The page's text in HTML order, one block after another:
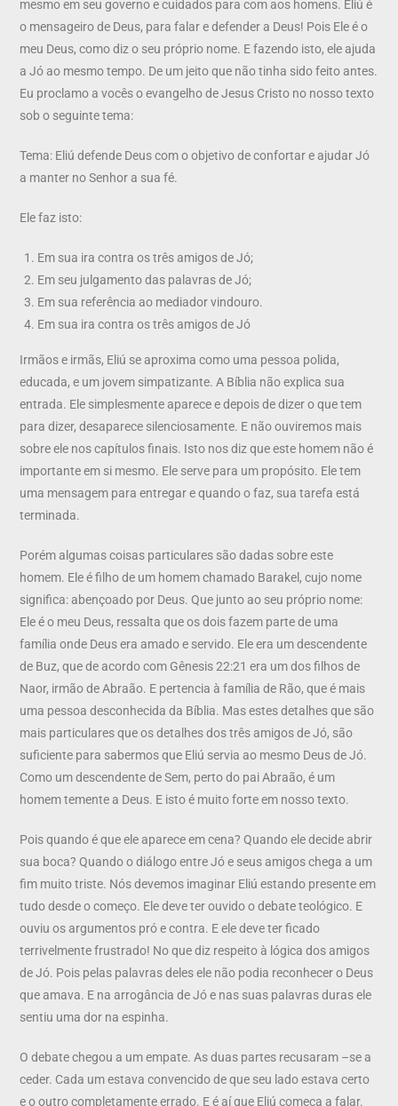
mesmo em seu governo e cuidados para com aos homens. Eliú é
o mensageiro de Deus, para falar e defender a Deus! Pois Ele é o
meu Deus, como diz o seu próprio nome. E fazendo isto, ele ajuda
a Jó ao mesmo tempo. De um jeito que não tinha sido feito antes.
Eu proclamo a vocês o evangelho de Jesus Cristo no nosso texto
sob o seguinte tema:
Tema: Eliú defende Deus com o objetivo de confortar e ajudar Jó
a manter no Senhor a sua fé.
Ele faz isto:
Em sua ira contra os três amigos de Jó;
Em seu julgamento das palavras de Jó;
Em sua referência ao mediador vindouro.
Em sua ira contra os três amigos de Jó
Irmãos e irmãs, Eliú se aproxima como uma pessoa polida,
educada, e um jovem simpatizante. A Bíblia não explica sua
entrada. Ele simplesmente aparece e depois de dizer o que tem
para dizer, desaparece silenciosamente. E não ouviremos mais
sobre ele nos capítulos finais. Isto nos diz que este homem não é
importante em si mesmo. Ele serve para um propósito. Ele tem
uma mensagem para entregar e quando o faz, sua tarefa está
terminada.
Porém algumas coisas particulares são dadas sobre este
homem. Ele é filho de um homem chamado Barakel, cujo nome
significa: abençoado por Deus. Que junto ao seu próprio nome:
Ele é o meu Deus, ressalta que os dois fazem parte de uma
família onde Deus era amado e servido. Ele era um descendente
de Buz, que de acordo com Gênesis 22:21 era um dos filhos de
Naor, irmão de Abraão. E pertencia à família de Rão, que é mais
uma pessoa desconhecida da Bíblia. Mas estes detalhes que são
mais particulares que os detalhes dos três amigos de Jó, são
suficiente para sabermos que Eliú servia ao mesmo Deus de Jó.
Como um descendente de Sem, perto do pai Abraão, é um
homem temente a Deus. E isto é muito forte em nosso texto.
Pois quando é que ele aparece em cena? Quando ele decide abrir
sua boca? Quando o diálogo entre Jó e seus amigos chega a um
fim muito triste. Nós devemos imaginar Eliú estando presente em
tudo desde o começo. Ele deve ter ouvido o debate teológico. E
ouviu os argumentos pró e contra. E ele deve ter ficado
terrivelmente frustrado! No que diz respeito à lógica dos amigos
de Jó. Pois pelas palavras deles ele não podia reconhecer o Deus
que amava. E na arrogância de Jó e nas suas palavras duras ele
sentiu uma dor na espinha.
O debate chegou a um empate. As duas partes recusaram –se a
ceder. Cada um estava convencido de que seu lado estava certo
e o outro completamente errado. E é aí que Eliú começa a falar.